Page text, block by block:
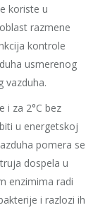
koriste u
razmene
kontrole
usmerenog
vazduha.
i za 2°C bez
u energetskoj
pomera se
dospela u
enzimima radi
i razlozi ih